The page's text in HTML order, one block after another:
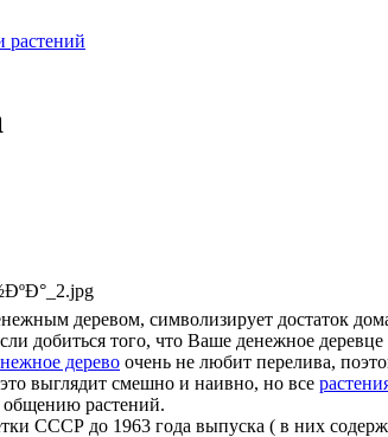
растений
деревом, символизирует достаток
добиться того, что Ваше денежное
дерево очень не любит перелива,
выглядит смешно и наивно, но все
общению растений.
СССР до 1963 года выпуска ( в них